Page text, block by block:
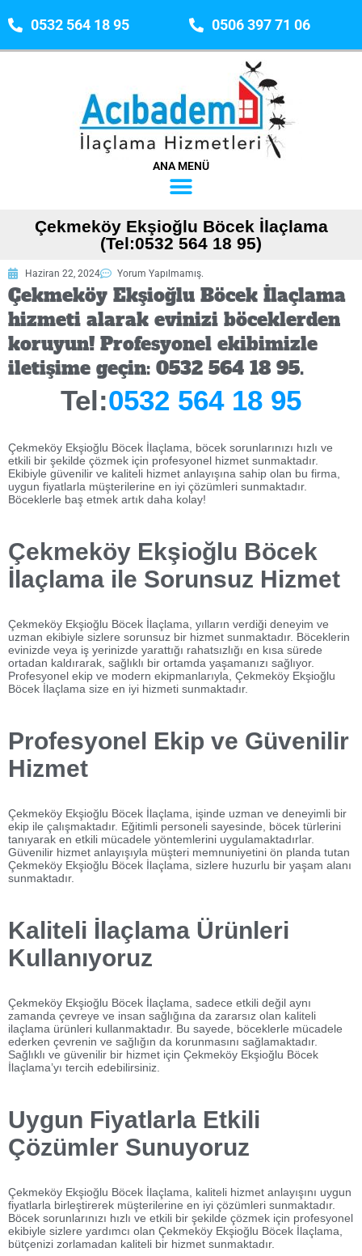
0532 564 18 95 0506 397 71 06
ANA MENÜ
Çekmeköy Ekşioğlu Böcek İlaçlama
(Tel:0532 564 18 95)
Haziran 22, 2024 Yorum Yapılmamış.
Çekmeköy Ekşioğlu Böcek İlaçlama
hizmeti alarak evinizi böceklerden
koruyun! Profesyonel ekibimizle
iletişime geçin: 0532 564 18 95.
Tel:0532 564 18 95
Çekmeköy Ekşioğlu Böcek İlaçlama, böcek sorunlarınızı hızlı ve
etkili bir şekilde çözmek için profesyonel hizmet sunmaktadır.
Ekibiyle güvenilir ve kaliteli hizmet anlayışına sahip olan bu firma,
uygun fiyatlarla müşterilerine en iyi çözümleri sunmaktadır.
Böceklerle baş etmek artık daha kolay!
Çekmeköy Ekşioğlu Böcek
İlaçlama ile Sorunsuz Hizmet
Çekmeköy Ekşioğlu Böcek İlaçlama, yılların verdiği deneyim ve
uzman ekibiyle sizlere sorunsuz bir hizmet sunmaktadır. Böceklerin
evinizde veya iş yerinizde yarattığı rahatsızlığı en kısa sürede
ortadan kaldırarak, sağlıklı bir ortamda yaşamanızı sağlıyor.
Profesyonel ekip ve modern ekipmanlarıyla, Çekmeköy Ekşioğlu
Böcek İlaçlama size en iyi hizmeti sunmaktadır.
Profesyonel Ekip ve Güvenilir
Hizmet
Çekmeköy Ekşioğlu Böcek İlaçlama, işinde uzman ve deneyimli bir
ekip ile çalışmaktadır. Eğitimli personeli sayesinde, böcek türlerini
tanıyarak en etkili mücadele yöntemlerini uygulamaktadırlar.
Güvenilir hizmet anlayışıyla müşteri memnuniyetini ön planda tutan
Çekmeköy Ekşioğlu Böcek İlaçlama, sizlere huzurlu bir yaşam alanı
sunmaktadır.
Kaliteli İlaçlama Ürünleri
Kullanıyoruz
Çekmeköy Ekşioğlu Böcek İlaçlama, sadece etkili değil aynı
zamanda çevreye ve insan sağlığına da zararsız olan kaliteli
ilaçlama ürünleri kullanmaktadır. Bu sayede, böceklerle mücadele
ederken çevrenin ve sağlığın da korunmasını sağlamaktadır.
Sağlıklı ve güvenilir bir hizmet için Çekmeköy Ekşioğlu Böcek
İlaçlama’yı tercih edebilirsiniz.
Uygun Fiyatlarla Etkili
Çözümler Sunuyoruz
Çekmeköy Ekşioğlu Böcek İlaçlama, kaliteli hizmet anlayışını uygun
fiyatlarla birleştirerek müşterilerine en iyi çözümleri sunmaktadır.
Böcek sorunlarınızı hızlı ve etkili bir şekilde çözmek için profesyonel
ekibiyle sizlere yardımcı olan Çekmeköy Ekşioğlu Böcek İlaçlama,
bütçenizi zorlamadan kaliteli bir hizmet sunmaktadır.